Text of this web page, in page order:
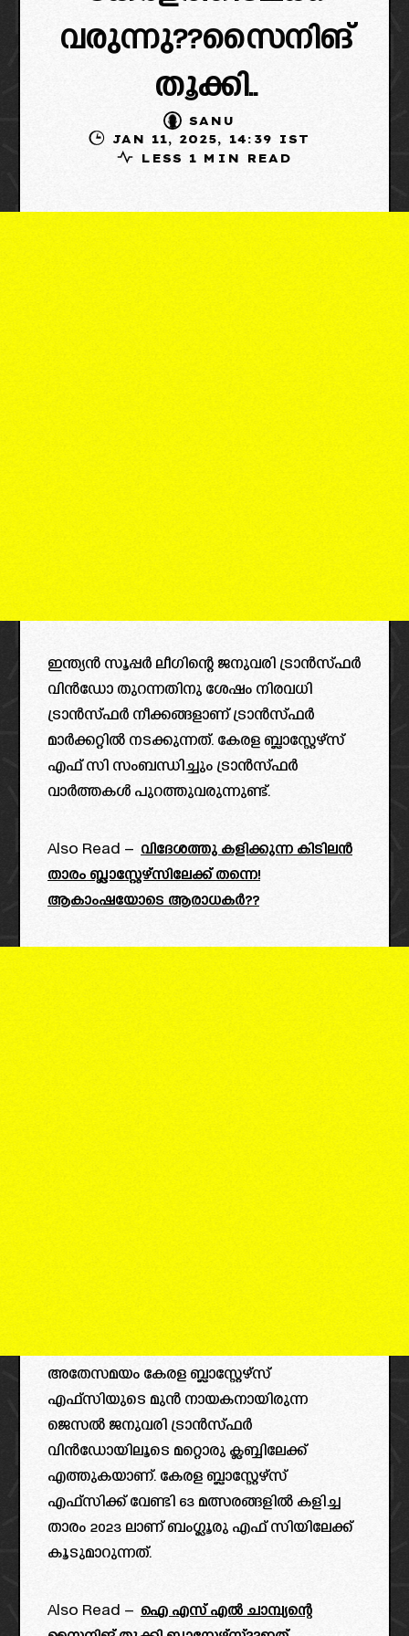
വരുന്നു??സൈനിങ്
തൂക്കി..
SANU
JAN 11, 2025, 14:39 IST
LESS 1 MIN READ
ഇന്ത്യൻ സൂപ്പർ ലീഗിന്റെ ജനുവരി ട്രാൻസ്ഫർ
വിൻഡോ തുറന്നതിനു ശേഷം നിരവധി
ട്രാൻസ്ഫർ നീക്കങ്ങളാണ് ട്രാൻസ്ഫർ
മാർക്കറ്റിൽ നടക്കുന്നത്. കേരള ബ്ലാസ്റ്റേഴ്സ്
എഫ് സി സംബന്ധിച്ചും ട്രാൻസ്ഫർ
വാർത്തകൾ പുറത്തുവരുന്നുണ്ട്.
Also Read – വിദേശത്തു കളിക്കുന്ന കിടിലൻ
താരം ബ്ലാസ്റ്റേഴ്‌സിലേക്ക് തന്നെ!
ആകാംഷയോടെ ആരാധകർ??
അതേസമയം കേരള ബ്ലാസ്റ്റേഴ്സ്
എഫ്സിയുടെ മുൻ നായകനായിരുന്ന
ജെസൽ ജനുവരി ട്രാൻസ്ഫർ
വിൻഡോയിലൂടെ മറ്റൊരു ക്ലബ്ബിലേക്ക്
എത്തുകയാണ്. കേരള ബ്ലാസ്റ്റേഴ്സ്
എഫ്സിക്ക് വേണ്ടി 63 മത്സരങ്ങളിൽ കളിച്ച
താരം 2023 ലാണ് ബംഗ്ലൂരു എഫ് സിയിലേക്ക്
കൂടുമാറുന്നത്.
Also Read – ഐ എസ് എൽ ചാമ്പ്യന്റെ